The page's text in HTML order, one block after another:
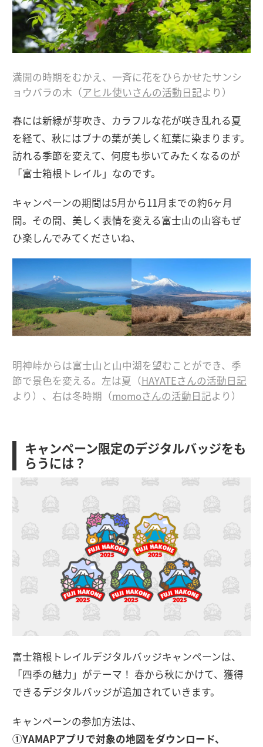
満開の時期をむかえ、一斉に花をひらかせたサンシ
ョウバラの木（アヒル使いさんの活動日記より）
春には新緑が芽吹き、カラフルな花が咲き乱れる夏
を経て、秋にはブナの葉が美しく紅葉に染まります。
訪れる季節を変えて、何度も歩いてみたくなるのが
「富士箱根トレイル」なのです。
キャンペーンの期間は5月から11月までの約6ヶ月
間。その間、美しく表情を変える富士山の山容もぜ
ひ楽しんでみてくださいね、
明神峠からは富士山と山中湖を望むことができ、季
節で景色を変える。左は夏（HAYATEさんの活動日記
より）、右は冬時期（momoさんの活動日記より）
キャンペーン限定のデジタルバッジをも
らうには？
富士箱根トレイルデジタルバッジキャンペーンは、
「四季の魅力」がテーマ！ 春から秋にかけて、獲得
できるデジタルバッジが追加されていきます。
キャンペーンの参加方法は、
①YAMAPアプリで対象の地図をダウンロード、